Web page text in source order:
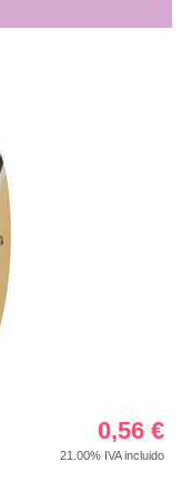
0,56 €
21.00% IVA incluido